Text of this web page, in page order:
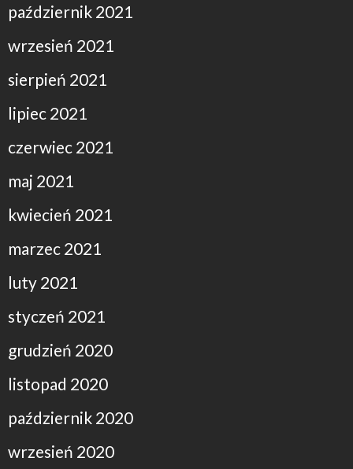
październik 2021
wrzesień 2021
sierpień 2021
lipiec 2021
czerwiec 2021
maj 2021
kwiecień 2021
marzec 2021
luty 2021
styczeń 2021
grudzień 2020
listopad 2020
październik 2020
wrzesień 2020